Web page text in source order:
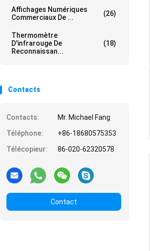
Affichages Numériques
Commerciaux De ...
(26)
Thermomètre
D'infrarouge De
Reconnaissan...
(18)
Contacts
Contacts:
Mr. Michael Fang
Téléphone:
+86-18680575353
Télécopieur:
86-020-62320578
Contact